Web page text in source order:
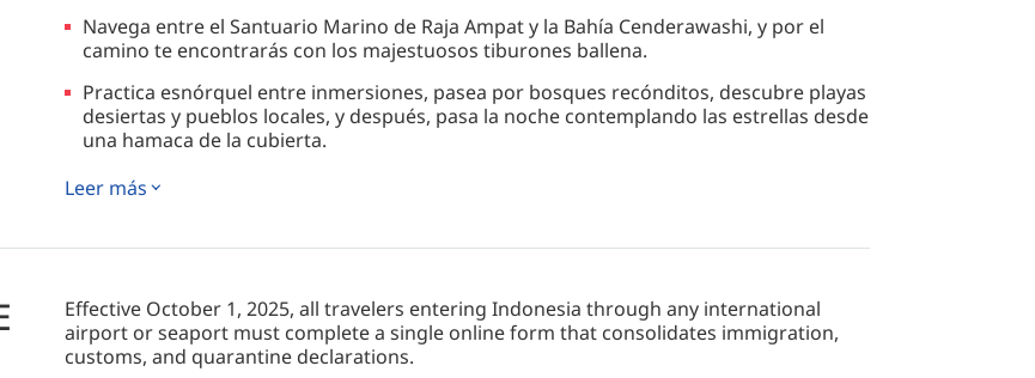
Navega entre el Santuario Marino de Raja Ampat y la Bahía Cenderawashi, y por el
camino te encontrarás con los majestuosos tiburones ballena.
Practica esnórquel entre inmersiones, pasea por bosques recónditos, descubre playas
desiertas y pueblos locales, y después, pasa la noche contemplando las estrellas desde
una hamaca de la cubierta.
El barco está completamente equipado para la práctica de la fotografía submarina, y
Leer más
Effective October 1, 2025, all travelers entering Indonesia through any international
airport or seaport must complete a single online form that consolidates immigration,
customs, and quarantine declarations.